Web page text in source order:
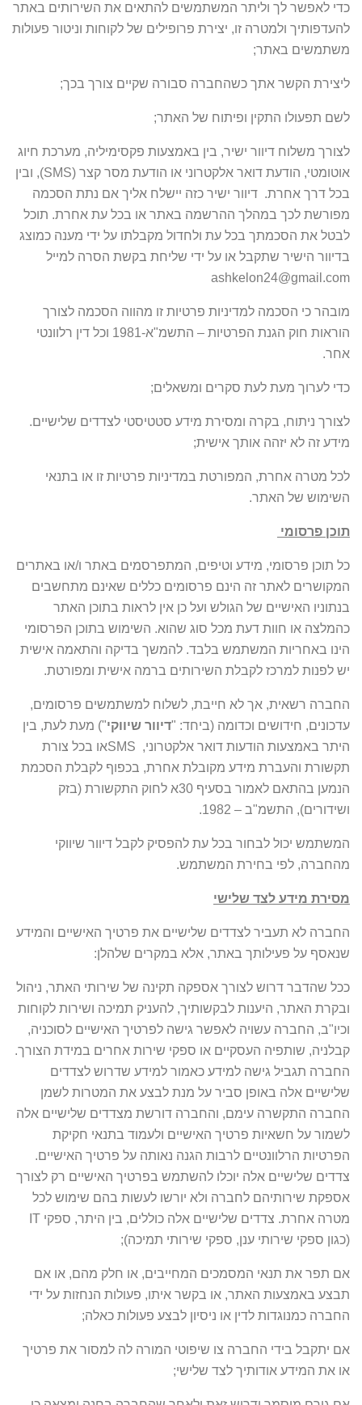
כדי לאפשר לך וליתר המשתמשים להתאים את השירותים באתר
להעדפותיך ולמטרה זו, יצירת פרופילים של לקוחות וניטור פעולות
משתמשים באתר;
ליצירת הקשר אתך כשהחברה סבורה שקיים צורך בכך;
לשם תפעולו התקין ופיתוח של האתר;
לצורך משלוח דיוור ישיר, בין באמצעות פקסימיליה, מערכת חיוג
אוטומטי, הודעת דואר אלקטרוני או הודעת מסר קצר (SMS), ובין
בכל דרך אחרת. דיוור ישיר כזה יישלח אליך אם נתת הסכמה
מפורשת לכך במהלך ההרשמה באתר או בכל עת אחרת. תוכל
לבטל את הסכמתך בכל עת ולחדול מקבלתו על ידי מענה כמוצג
בדיוור הישיר שתקבל או על ידי שליחת בקשת הסרה למייל
ashkelon24@gmail.com
מובהר כי הסכמה למדיניות פרטיות זו מהווה הסכמה לצורך
הוראות חוק הגנת הפרטיות – התשמ"א-1981 וכל דין רלוונטי
אחר.
כדי לערוך מעת לעת סקרים ומשאלים;
לצורך ניתוח, בקרה ומסירת מידע סטטיסטי לצדדים שלישיים.
מידע זה לא יזהה אותך אישית;
לכל מטרה אחרת, המפורטת במדיניות פרטיות זו או בתנאי
השימוש של האתר.
תוכן פרסומי
כל תוכן פרסומי, מידע וטיפים, המתפרסמים באתר ו/או באתרים
המקושרים לאתר זה הינם פרסומים כללים שאינם מתחשבים
בנתוניו האישיים של הגולש ועל כן אין לראות בתוכן האתר
כהמלצה או חוות דעת מכל סוג שהוא. השימוש בתוכן הפרסומי
הינו באחריות המשתמש בלבד. להמשך בדיקה והתאמה אישית
יש לפנות למרכז לקבלת השירותים ברמה אישית ומפורטת.
החברה רשאית, אך לא חייבת, לשלוח למשתמשים פרסומים,
עדכונים, חידושים וכדומה (ביחד: "דיוור שיווקי") מעת לעת, בין
היתר באמצעות הודעות דואר אלקטרוני, SMSאו בכל צורת
תקשורת והעברת מידע מקובלת אחרת, בכפוף לקבלת הסכמת
הנמען בהתאם לאמור בסעיף 30א לחוק התקשורת (בזק
ושידורים), התשמ"ב – 1982.
המשתמש יכול לבחור בכל עת להפסיק לקבל דיוור שיווקי
מהחברה, לפי בחירת המשתמש.
מסירת מידע לצד שלישי
החברה לא תעביר לצדדים שלישיים את פרטיך האישיים והמידע
שנאסף על פעילותך באתר, אלא במקרים שלהלן:
ככל שהדבר דרוש לצורך אספקה תקינה של שירותי האתר, ניהול
ובקרת האתר, היענות לבקשותיך, להעניק תמיכה ושירות לקוחות
וכיו"ב, החברה עשויה לאפשר גישה לפרטיך האישיים לסוכניה,
קבלניה, שותפיה העסקיים או ספקי שירות אחרים במידת הצורך.
החברה תגביל גישה למידע כאמור למידע שדרוש לצדדים
שלישיים אלה באופן סביר על מנת לבצע את המטרות לשמן
החברה התקשרה עימם, והחברה דורשת מצדדים שלישיים אלה
לשמור על חשאיות פרטיך האישיים ולעמוד בתנאי חקיקת
הפרטיות הרלוונטיים לרבות הגנה נאותה על פרטיך האישיים.
צדדים שלישיים אלה יוכלו להשתמש בפרטיך האישיים רק לצורך
אספקת שירותיהם לחברה ולא יורשו לעשות בהם שימוש לכל
מטרה אחרת. צדדים שלישיים אלה כוללים, בין היתר, ספקי IT
(כגון ספקי שירותי ענן, ספקי שירותי תמיכה);
אם תפר את תנאי המסמכים המחייבים, או חלק מהם, או אם
תבצע באמצעות האתר, או בקשר איתו, פעולות הנחזות על ידי
החברה כמנוגדות לדין או ניסיון לבצע פעולות כאלה;
אם יתקבל בידי החברה צו שיפוטי המורה לה למסור את פרטיך
או את המידע אודותיך לצד שלישי;